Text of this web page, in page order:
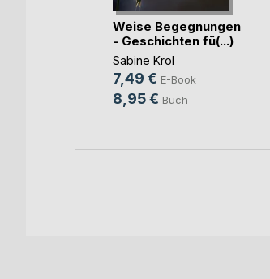
Weise Begegnungen
- Geschichten fü(...)
Sabine Krol
7,49 € E-Book
8,95 € Buch